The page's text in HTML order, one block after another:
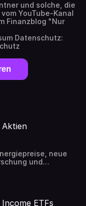
und solche, die
YouTube-Kanal
Finanzblog "Nur
Datenschutz:
Aktien
neue
und
standen im
die
(EZB) sowie eine
ETFs